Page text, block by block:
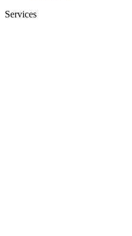
Services